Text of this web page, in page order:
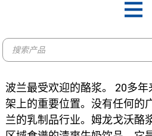
Products
search
波兰最受欢迎的酪浆。 20多
架上的重要位置。没有任何的
兰的乳制品行业。姆龙戈沃酪